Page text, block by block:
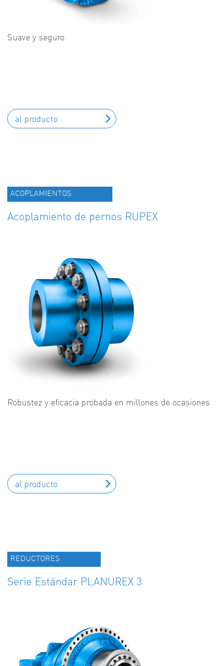
Suave y seguro
al producto
ACOPLAMIENTOS
Acoplamiento de pernos RUPEX
Robustez y eficacia probada en millones de ocasiones
al producto
REDUCTORES
Serie Estándar PLANUREX 3